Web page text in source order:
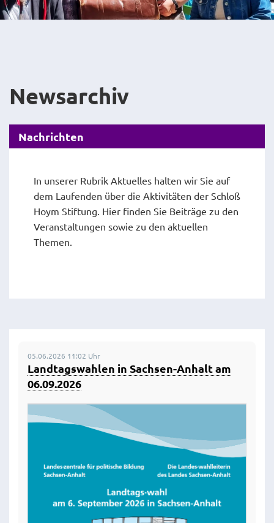
Newsarchiv
Nachrichten
In unserer Rubrik Aktuelles halten wir Sie auf
dem Laufenden über die Aktivitäten der Schloß
Hoym Stiftung. Hier finden Sie Beiträge zu den
Veranstaltungen sowie zu den aktuellen
Themen.
05.06.2026 11:02 Uhr
Landtagswahlen in Sachsen-Anhalt am
06.09.2026